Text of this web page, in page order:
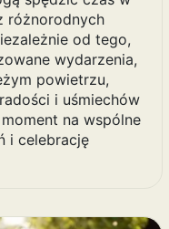
różnorodnych
od tego,
wydarzenia,
powietrzu,
i uśmiechów
na wspólne
i celebrację